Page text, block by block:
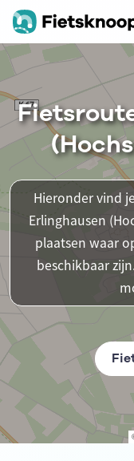
Hieronder vind
Erlinghausen
plaatsen waar
beschikbaar